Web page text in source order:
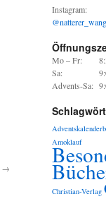
→
Instagram:
Mo – Fr:
Sa:
Advents-Sa:
Amoklauf
Christian-Verlag